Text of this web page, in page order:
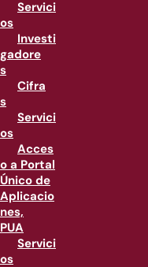
Servici
os
Investi
gadore
s
Cifra
s
Servici
os
Acces
o a Portal
Único de
Aplicacio
nes,
PUA
Servici
os